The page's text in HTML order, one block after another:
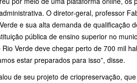
O diretor-geral, professor
e sua alta demanda de qualificação
pública de ensino superior no
Verde deve chegar perto de 700 mil
estar preparados para isso”, disse.
de seu projeto de criopreservação,